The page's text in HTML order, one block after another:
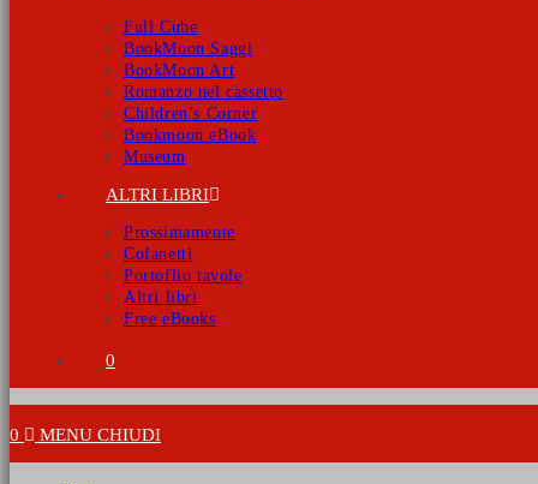
Full Cube
BookMoon Saggi
BookMoon Art
Romanzo nel cassetto
Children’s Corner
Bookmoon eBook
Museum
ALTRI LIBRI
Prossimamente
Cofanetti
Portoflio tavole
Altri libri
Free eBooks
0
0 MENU CHIUDI